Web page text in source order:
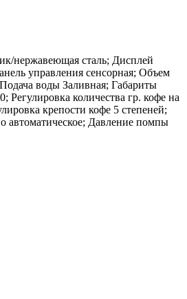
нержавеющая сталь; Дисплей
управления сенсорная; Объем
воды Заливная; Габариты
количества гр. кофе на
крепости кофе 5 степеней;
автоматическое; Давление помпы